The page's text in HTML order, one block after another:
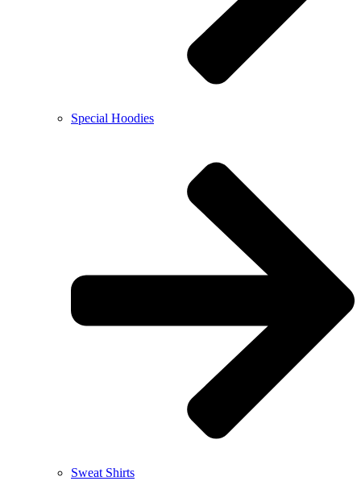
Special Hoodies
Sweat Shirts